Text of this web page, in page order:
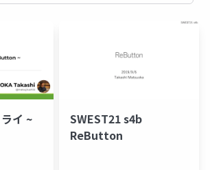
イ ~
SWEST21 s4b
ReButton